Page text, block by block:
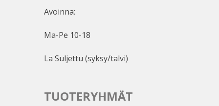
Avoinna:
Ma-Pe 10-18
La Suljettu (syksy/talvi)
TUOTERYHMÄT